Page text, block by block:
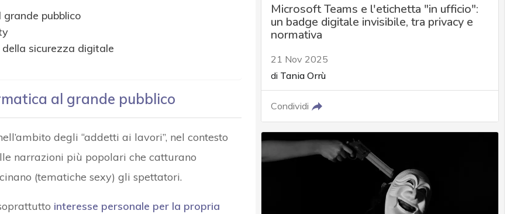
pubblico
sicurezza digitale
al grande pubblico
degli “addetti ai lavori”, nel contesto
narrazioni più popolari che catturano
(tematiche sexy) gli spettatori.
interesse personale per la propria
Microsoft Teams e l'etichetta "in ufficio":
un badge digitale invisibile, tra privacy e
normativa
21 Nov 2025
di Tania Orrù
Condividi